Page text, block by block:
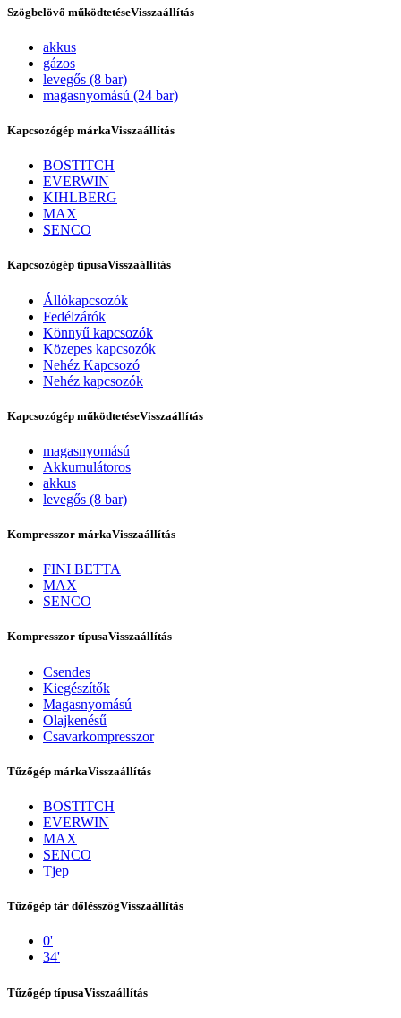
Szerviz
Szögbelövő működtetéseVisszaállítás
akkus
gázos
levegős (8 bar)
magasnyomású (24 bar)
Kapcsozógép márkaVisszaállítás
BOSTITCH
EVERWIN
KIHLBERG
MAX
SENCO
Kapcsozógép típusaVisszaállítás
Állókapcsozók
Fedélzárók
Könnyű kapcsozók
Közepes kapcsozók
Nehéz Kapcsozó
Nehéz kapcsozók
Kapcsozógép működtetéseVisszaállítás
magasnyomású
Akkumulátoros
akkus
levegős (8 bar)
Kompresszor márkaVisszaállítás
FINI BETTA
MAX
SENCO
Kompresszor típusaVisszaállítás
Csendes
Kiegészítők
Magasnyomású
Olajkenésű
Csavarkompresszor
Tűzőgép márkaVisszaállítás
BOSTITCH
EVERWIN
MAX
SENCO
Tjep
Tűzőgép tár dőlésszögVisszaállítás
0'
34'
Tűzőgép típusaVisszaállítás